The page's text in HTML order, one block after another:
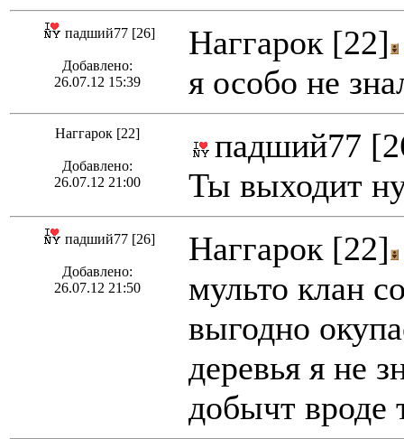
падший77 [26]
Добавлено:
26.07.12 15:39
Наггарок [22]
я особо не
Наггарок [22]
Добавлено:
26.07.12 21:00
падший77
Ты выходит
падший77 [26]
Добавлено:
26.07.12 21:50
Наггарок [22]
мульто клан
выгодно
деревья я не
добычт вроде